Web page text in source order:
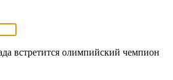
встретится олимпийский чемпион